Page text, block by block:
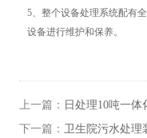
5、整个设备处理系统配有
设备进行维护和保养。
上一篇： 日处理10吨一
下一篇： 卫生院污水处理